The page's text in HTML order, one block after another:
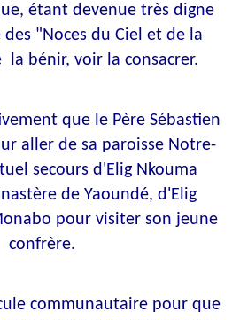
étant devenue très digne
"Noces du Ciel et de la
bénir, voir la consacrer.
que le Père Sébastien
aller de sa paroisse Notre-
secours d'Elig Nkouma
de Yaoundé, d'Elig
pour visiter son jeune
confrère.
communautaire pour que